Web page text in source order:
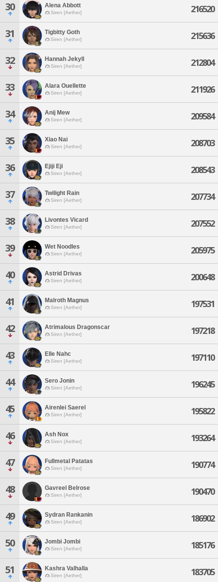
30 Alena Abbott
Siren [Aether] 216520
31 Tigbitty Goth
Siren [Aether] 215636
32 Hannah Jekyll
Siren [Aether] 212804
33 Alara Ouellette
Siren [Aether] 211926
34 Anij Mew
Siren [Aether] 209584
35 Xiao Nai
Siren [Aether] 208703
36 Ejiji Eji
Siren [Aether] 208543
37 Twilight Rain
Siren [Aether] 207734
38 Livontes Vicard
Siren [Aether] 207552
39 Wet Noodles
Siren [Aether] 205975
40 Astrid Drivas
Siren [Aether] 200648
41 Malroth Magnus
Siren [Aether] 197531
42 Atrimalous Dragonscar
Siren [Aether] 197218
43 Elle Nahc
Siren [Aether] 197110
44 Sero Jonin
Siren [Aether] 196245
45 Airenlei Saerel
Siren [Aether] 195822
46 Ash Nox
Siren [Aether] 193264
47 Fullmetal Patatas
Siren [Aether] 190774
48 Gavreel Belrose
Siren [Aether] 190470
49 Sydran Rankanin
Siren [Aether] 186902
50 Jombi Jombi
Siren [Aether] 185176
51 Kashra Valhalla
Siren [Aether] 183705